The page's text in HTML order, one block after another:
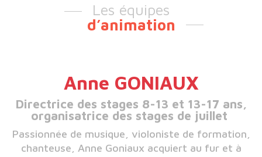
Les équipes
d’animation
Anne GONIAUX
Directrice des stages 8-13 et 13-17 ans,
organisatrice des stages de juillet
Passionnée de musique, violoniste de formation,
chanteuse, Anne Goniaux acquiert au fur et à